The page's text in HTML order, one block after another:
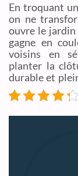
En troquant
on ne
ouvre le jardin
gagne en
voisins en
planter la
durable et